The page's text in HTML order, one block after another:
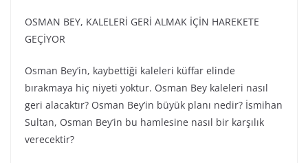
OSMAN BEY, KALELERİ GERİ ALMAK İÇİN HAREKETE
GEÇİYOR
Osman Bey’in, kaybettiği kaleleri küffar elinde
bırakmaya hiç niyeti yoktur. Osman Bey kaleleri nasıl
geri alacaktır? Osman Bey’in büyük planı nedir? İsmihan
Sultan, Osman Bey’in bu hamlesine nasıl bir karşılık
verecektir?